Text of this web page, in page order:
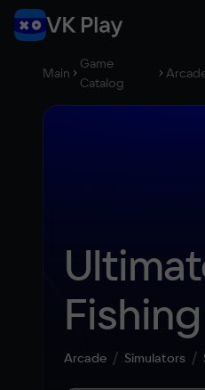
Main
Game
Catalog
Fishing
Arcade Simulators